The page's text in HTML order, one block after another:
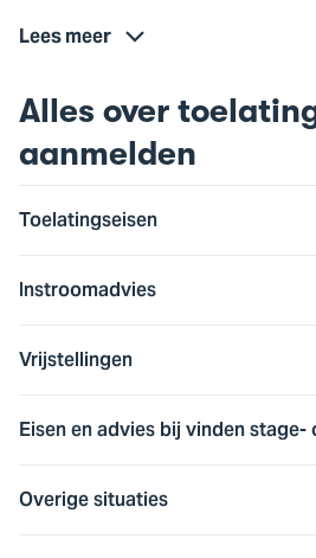
Lees meer
Alles over
aanmelden
Toelatingseisen
Instroomadvies
Vrijstellingen
Eisen en advies bij vinden
Overige situaties